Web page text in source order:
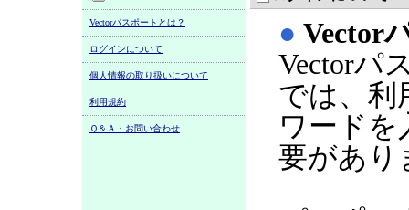
Vectorパスポートとは？
ログインについて
個人情報の取り扱いについて
利用規約
Ｑ＆Ａ・お問い合わせ
● Vector
Vectorパ
では、利
ワードを
要があり